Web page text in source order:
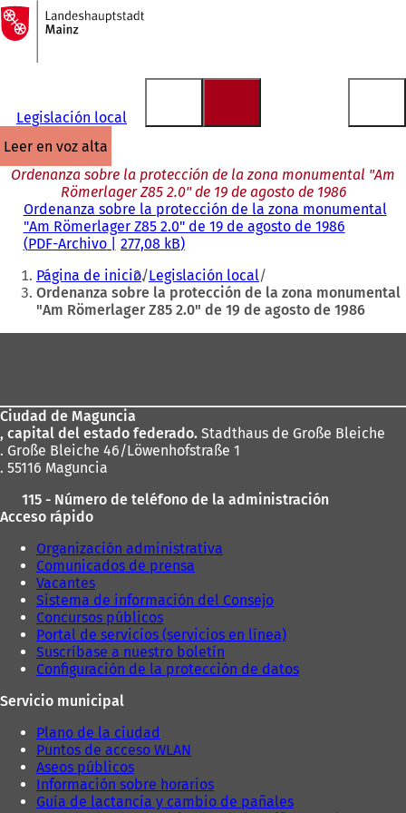
Saltar al contenido
A
la
página
Legislación local
leer en voz alta
Ordenanza sobre la protección de la zona monumental "Am
Römerlager Z85 2.0" de 19 de agosto de 1986
Ordenanza sobre la protección de la zona monumental
"Am Römerlager Z85 2.0" de 19 de agosto de 1986
PDF-Archivo 277,08 kB
Estás
aquí:
Página de inicio Legislación local
Ordenanza sobre la protección de la zona monumental
"Am Römerlager Z85 2.0" de 19 de agosto de 1986
pies
Ciudad de Maguncia
, capital del estado federado. Stadthaus de Große Bleiche
. Große Bleiche 46/Löwenhofstraße 1
. 55116 Maguncia
115 - Número de teléfono de la administración
Acceso rápido
Organización administrativa
Comunicados de prensa
Vacantes
Sistema de información del Consejo
Concursos públicos
Portal de servicios (servicios en línea)
Suscríbase a nuestro boletín
Configuración de la protección de datos
Servicio municipal
Plano de la ciudad
Puntos de acceso WLAN
Aseos públicos
Información sobre horarios
Guía de lactancia y cambio de pañales